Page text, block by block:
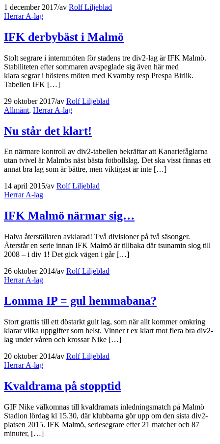
1 december 2017/av Rolf Liljeblad
Herrar A-lag
IFK derbybäst i Malmö
Stolt segrare i internmöten för stadens tre div2-lag är IFK Malmö.
Stabiliteten efter sommaren avspeglade sig även här med
klara segrar i höstens möten med Kvarnby resp Prespa Birlik.
Tabellen IFK […]
29 oktober 2017/av Rolf Liljeblad
Allmänt, Herrar A-lag
Nu står det klart!
En närmare kontroll av div2-tabellen bekräftar att Kanariefåglarna
utan tvivel är Malmös näst bästa fotbollslag. Det ska visst finnas ett
annat bra lag som är bättre, men viktigast är inte […]
14 april 2015/av Rolf Liljeblad
Herrar A-lag
IFK Malmö närmar sig…
Halva återställaren avklarad! Två divisioner på två säsonger.
Återstår en serie innan IFK Malmö är tillbaka där tsunamin slog till
2008 – i div 1! Det gick vägen i går […]
26 oktober 2014/av Rolf Liljeblad
Herrar A-lag
Lomma IP = gul hemmabana?
Stort grattis till ett döstarkt gult lag, som när allt kommer omkring
klarar vilka uppgifter som helst. Vinner t ex klart mot flera bra div2-
lag under våren och krossar Nike […]
20 oktober 2014/av Rolf Liljeblad
Herrar A-lag
Kvaldrama på stopptid
GIF Nike välkomnas till kvaldramats inledningsmatch på Malmö
Stadion lördag kl 15.30, där klubbarna gör upp om den sista div2-
platsen 2015. IFK Malmö, seriesegrare efter 21 matcher och 87
minuter, […]